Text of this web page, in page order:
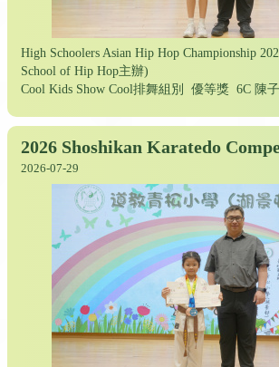
High Schoolers Asian Hip Hop Championship
School of Hip Hop主辦)
Cool Kids Show Cool排舞組別 優等獎 6C 陳
2026 Shoshikan Karatedo
2026-07-29